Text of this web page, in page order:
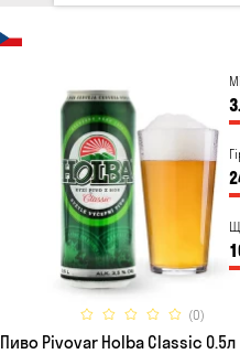
(0)
Пиво Pivovar Holba Classic 0.5л